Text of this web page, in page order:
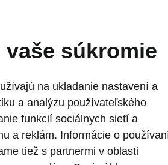
na jej odstránení, skúste to
neskôr.
Try again
vaše súkromie
na ukladanie nastavení a
a analýzu používateľského
funkcií sociálnych sietí a
a reklám. Informácie o
tiež s partnermi v oblasti